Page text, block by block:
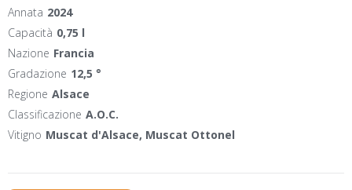
Annata 2024
Capacità 0,75 l
Nazione Francia
Gradazione 12,5 °
Regione Alsace
Classificazione A.O.C.
Vitigno Muscat d'Alsace, Muscat Ottonel